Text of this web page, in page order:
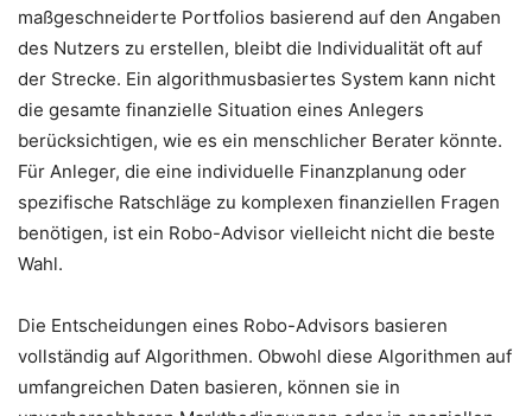
maßgeschneiderte Portfolios basierend auf den Angaben
des Nutzers zu erstellen, bleibt die Individualität oft auf
der Strecke. Ein algorithmusbasiertes System kann nicht
die gesamte finanzielle Situation eines Anlegers
berücksichtigen, wie es ein menschlicher Berater könnte.
Für Anleger, die eine individuelle Finanzplanung oder
spezifische Ratschläge zu komplexen finanziellen Fragen
benötigen, ist ein Robo-Advisor vielleicht nicht die beste
Wahl.
Die Entscheidungen eines Robo-Advisors basieren
vollständig auf Algorithmen. Obwohl diese Algorithmen auf
umfangreichen Daten basieren, können sie in